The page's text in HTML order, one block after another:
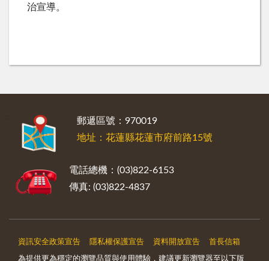
治宣導。
郵遞區號：970019
地址：花蓮縣花蓮市府前路15號
電話總機：(03)822-6153
傳真: (03)822-4837
資訊安全政策宣告 隱私權保護宣告 資料開放宣告 首長信箱
為提供更為穩定的瀏覽品質與使用體驗，建議更新瀏覽器至以下版